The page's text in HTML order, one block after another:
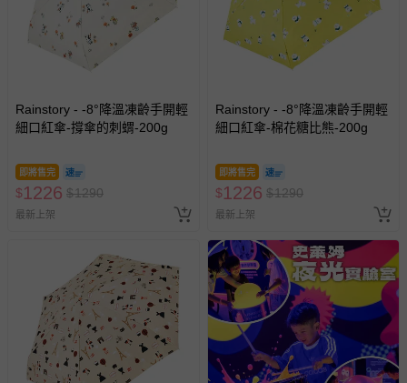
褲、紗布衣等）。
-接觸性孕哺產品（奶嘴、奶瓶、擠乳器、哺乳衣、托腹
帶束縛衣、餐搖椅等）。
-其他原廠盒裝商品封口處已貼上「不可拆封」，或具警
國際航空、客運、訂房等服務。
相關的退換貨辦理流程，可詳見：退換貨 & 退款問題
其他常見問題：
運送服務：目前提供的運送僅限台灣本島。如您位於離島地
區，可能會無法配送，或須依據商品需加收離島運費。廠商
亦保留出貨與否的權利。離島、偏遠地區、樓層親送等加價
費用，可能會另需加收。
商品實際的配達日期，可於訂單個人資料內的查詢訂單內，
已出貨通知之訊息為主。
如您收到商品，請依正常流程檢查是否完好，若商品遇瑕疵
Rainstory - -8°降溫凍齡手開輕
細口紅傘-撐傘的刺蝟-200g
即將售完
$1226 $1290
最新上架
Rainstory - -8°降溫凍齡手開輕
細口紅傘-棉花糖比熊-200g
即將售完
$1226 $1290
最新上架